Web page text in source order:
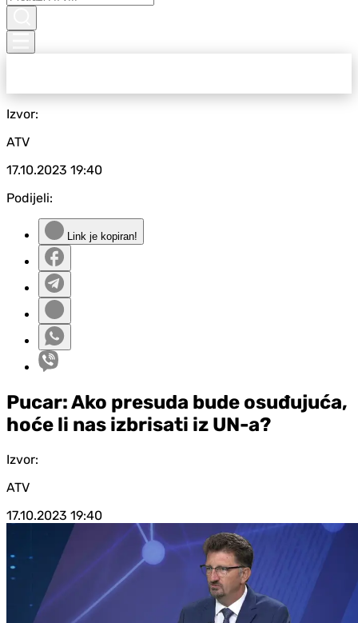
Izvor:
ATV
17.10.2023 19:40
Podijeli:
Link je kopiran!
Pucar: Ako presuda bude osuđujuća,
hoće li nas izbrisati iz UN-a?
Izvor:
ATV
17.10.2023 19:40